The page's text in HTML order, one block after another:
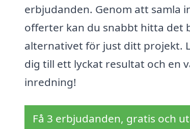
erbjudanden. Genom att samla
offerter kan du snabbt hitta det
alternativet för just ditt projekt.
dig till ett lyckat resultat och en
inredning!
Få 3 erbjudanden, gratis och